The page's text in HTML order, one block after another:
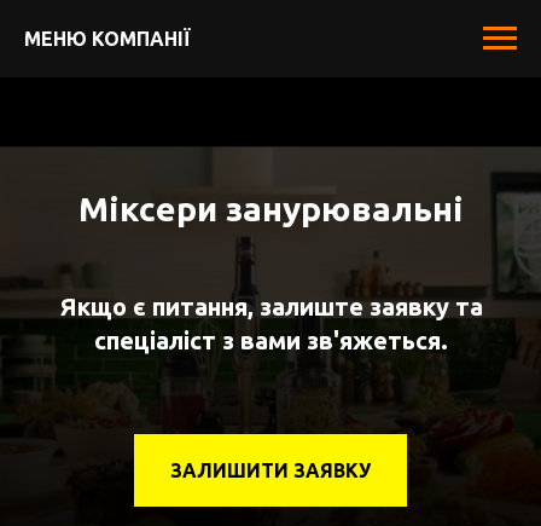
МЕНЮ КОМПАНІЇ
Міксери занурювальні
Якщо є питання, залиште заявку та
спеціаліст з вами зв'яжеться.
ЗАЛИШИТИ ЗАЯВКУ